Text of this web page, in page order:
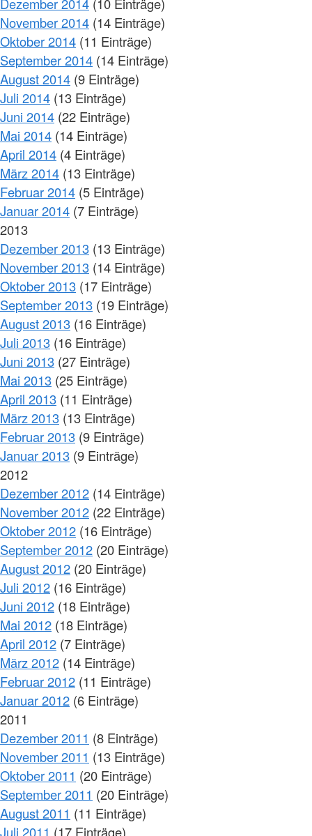
November 2014 (14 Einträge)
Oktober 2014 (11 Einträge)
September 2014 (14 Einträge)
August 2014 (9 Einträge)
Juli 2014 (13 Einträge)
Juni 2014 (22 Einträge)
Mai 2014 (14 Einträge)
April 2014 (4 Einträge)
März 2014 (13 Einträge)
Februar 2014 (5 Einträge)
Januar 2014 (7 Einträge)
2013
Dezember 2013 (13 Einträge)
November 2013 (14 Einträge)
Oktober 2013 (17 Einträge)
September 2013 (19 Einträge)
August 2013 (16 Einträge)
Juli 2013 (16 Einträge)
Juni 2013 (27 Einträge)
Mai 2013 (25 Einträge)
April 2013 (11 Einträge)
März 2013 (13 Einträge)
Februar 2013 (9 Einträge)
Januar 2013 (9 Einträge)
2012
Dezember 2012 (14 Einträge)
November 2012 (22 Einträge)
Oktober 2012 (16 Einträge)
September 2012 (20 Einträge)
August 2012 (20 Einträge)
Juli 2012 (16 Einträge)
Juni 2012 (18 Einträge)
Mai 2012 (18 Einträge)
April 2012 (7 Einträge)
März 2012 (14 Einträge)
Februar 2012 (11 Einträge)
Januar 2012 (6 Einträge)
2011
Dezember 2011 (8 Einträge)
November 2011 (13 Einträge)
Oktober 2011 (20 Einträge)
September 2011 (20 Einträge)
August 2011 (11 Einträge)
Juli 2011 (17 Einträge)